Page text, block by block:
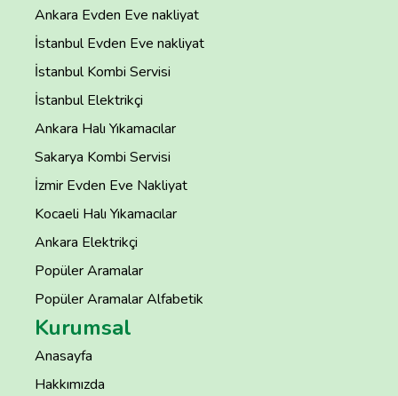
Ankara Evden Eve nakliyat
İstanbul Evden Eve nakliyat
İstanbul Kombi Servisi
İstanbul Elektrikçi
Ankara Halı Yıkamacılar
Sakarya Kombi Servisi
İzmir Evden Eve Nakliyat
Kocaeli Halı Yıkamacılar
Ankara Elektrikçi
Popüler Aramalar
Popüler Aramalar Alfabetik
Kurumsal
Anasayfa
Hakkımızda